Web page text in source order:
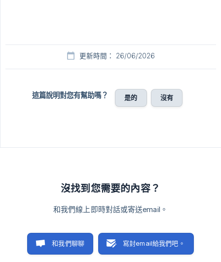
更新時間： 26/06/2026
這篇說明對您有幫助嗎？ 是的 沒有
沒找到您需要的內容？
和我們線上即時對話或寄送email。
和我們聊聊 寫封email給我們吧。